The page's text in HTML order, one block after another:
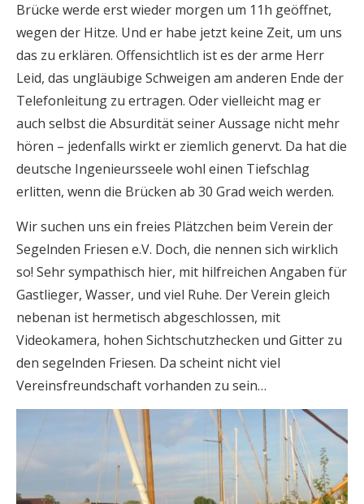
Brücke werde erst wieder morgen um 11h geöffnet,
wegen der Hitze. Und er habe jetzt keine Zeit, um uns
das zu erklären. Offensichtlich ist es der arme Herr
Leid, das ungläubige Schweigen am anderen Ende der
Telefonleitung zu ertragen. Oder vielleicht mag er
auch selbst die Absurdität seiner Aussage nicht mehr
hören – jedenfalls wirkt er ziemlich genervt. Da hat die
deutsche Ingenieursseele wohl einen Tiefschlag
erlitten, wenn die Brücken ab 30 Grad weich werden.
Wir suchen uns ein freies Plätzchen beim Verein der
Segelnden Friesen e.V. Doch, die nennen sich wirklich
so! Sehr sympathisch hier, mit hilfreichen Angaben für
Gastlieger, Wasser, und viel Ruhe. Der Verein gleich
nebenan ist hermetisch abgeschlossen, mit
Videokamera, hohen Sichtschutzhecken und Gitter zu
den segelnden Friesen. Da scheint nicht viel
Vereinsfreundschaft vorhanden zu sein…